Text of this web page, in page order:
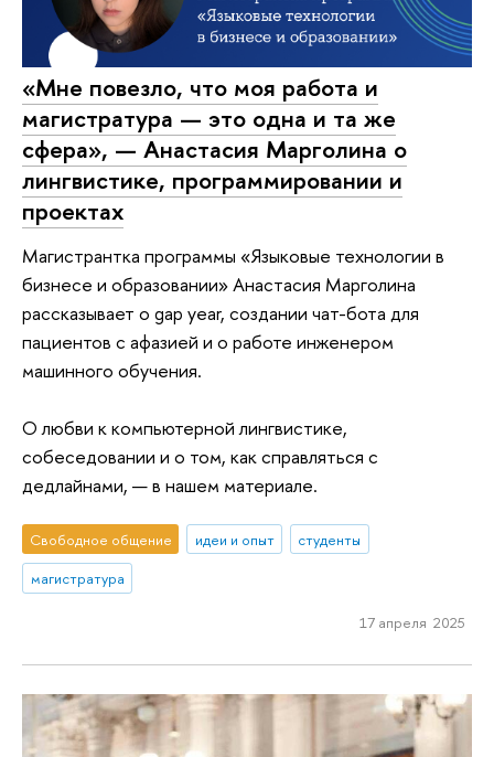
«Мне повезло, что моя работа и
магистратура — это одна и та же
сфера», — Анастасия Марголина о
лингвистике, программировании и
проектах
Магистрантка программы «Языковые технологии в
бизнесе и образовании» Анастасия Марголина
рассказывает о gap year, создании чат-бота для
пациентов с афазией и о работе инженером
машинного обучения.
О любви к компьютерной лингвистике,
собеседовании и о том, как справляться с
дедлайнами, — в нашем материале.
Свободное общение идеи и опыт
студенты
магистратура
17 апреля 2025